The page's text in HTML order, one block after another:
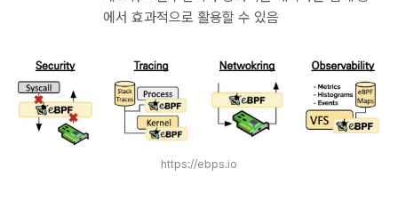
에서 효과적으로 활용할 수 있음
https://ebps.io